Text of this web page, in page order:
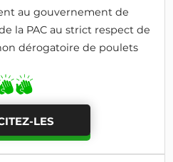
au gouvernement de
la PAC au strict respect de
dérogatoire de poulets
LES